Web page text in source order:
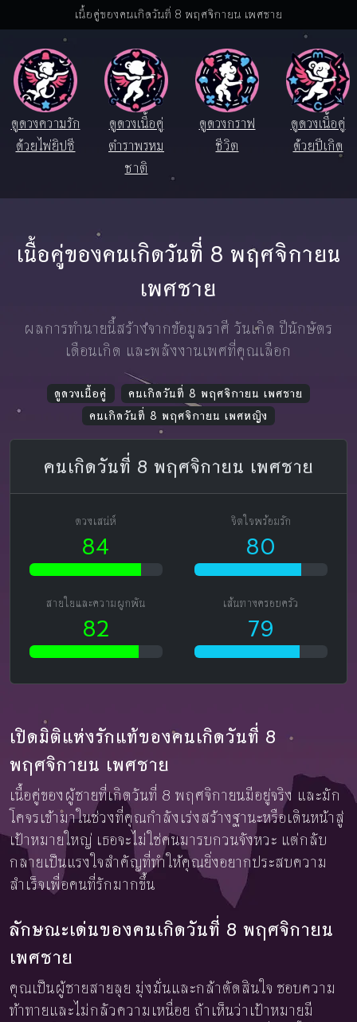
เนื้อคู่ของคนเกิดวันที่ 8 พฤศจิกายน เพศชาย
ดูดวงความรัก
ด้วยไพ่ยิปซี
ดูดวงเนื้อคู่
ตำราพรหม
ชาติ
ดูดวงกราฟ
ชีวิต
ดูดวงเนื้อคู่
ด้วยปีเกิด
เนื้อคู่ของคนเกิดวันที่ 8 พฤศจิกายน
เพศชาย
ผลการทำนายนี้สร้างจากข้อมูลราศี วันเกิด ปีนักษัตร
เดือนเกิด และพลังงานเพศที่คุณเลือก
ดูดวงเนื้อคู่
คนเกิดวันที่ 8 พฤศจิกายน เพศชาย
คนเกิดวันที่ 8 พฤศจิกายน เพศหญิง
คนเกิดวันที่ 8 พฤศจิกายน เพศชาย
ดวงเสน่ห์
84
จิตใจพร้อมรัก
80
สายใยและความผูกพัน
82
เส้นทางครอบครัว
79
เปิดมิติแห่งรักแท้ของคนเกิดวันที่ 8
พฤศจิกายน เพศชาย
เนื้อคู่ของผู้ชายที่เกิดวันที่ 8 พฤศจิกายนมีอยู่จริง และมัก
โคจรเข้ามาในช่วงที่คุณกำลังเร่งสร้างฐานะหรือเดินหน้าสู่
เป้าหมายใหญ่ เธอจะไม่ใช่คนมารบกวนจังหวะ แต่กลับ
กลายเป็นแรงใจสำคัญที่ทำให้คุณยิ่งอยากประสบความ
สำเร็จเพื่อคนที่รักมากขึ้น
ลักษณะเด่นของคนเกิดวันที่ 8 พฤศจิกายน
เพศชาย
คุณเป็นผู้ชายสายลุย มุ่งมั่นและกล้าตัดสินใจ ชอบความ
ท้าทายและไม่กลัวความเหนื่อย ถ้าเห็นว่าเป้าหมายมี